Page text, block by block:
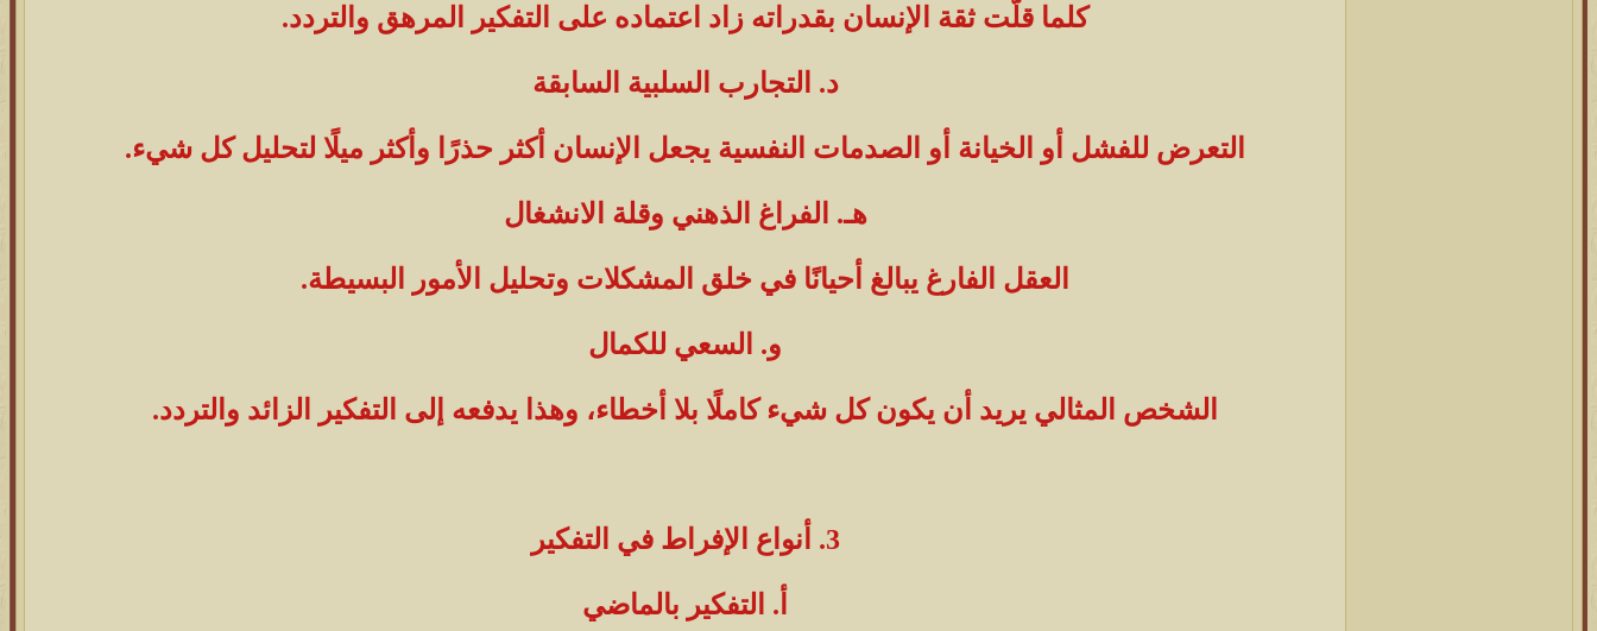
كلما قلّت ثقة الإنسان بقدراته زاد اعتماده على التفكير المرهق والتردد.
د. التجارب السلبية السابقة
التعرض للفشل أو الخيانة أو الصدمات النفسية يجعل الإنسان أكثر حذرًا وأكثر ميلًا لتحليل كل شيء.
هـ. الفراغ الذهني وقلة الانشغال
العقل الفارغ يبالغ أحيانًا في خلق المشكلات وتحليل الأمور البسيطة.
و. السعي للكمال
الشخص المثالي يريد أن يكون كل شيء كاملًا بلا أخطاء، وهذا يدفعه إلى التفكير الزائد والتردد.
3. أنواع الإفراط في التفكير
أ. التفكير بالماضي